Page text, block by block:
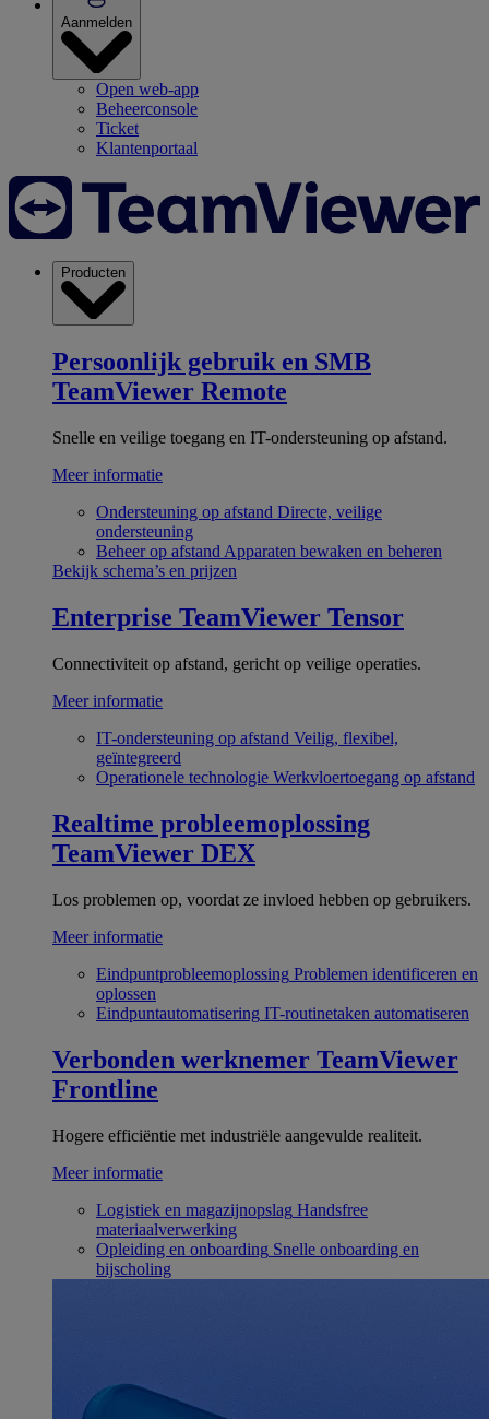
Aanmelden
Open web-app
Beheerconsole
Ticket
Klantenportaal
Producten
Persoonlijk gebruik en SMB
TeamViewer Remote
Snelle en veilige toegang en IT-ondersteuning op afstand.
Meer informatie
Ondersteuning op afstand Directe, veilige
ondersteuning
Beheer op afstand Apparaten bewaken en beheren
Bekijk schema’s en prijzen
Enterprise TeamViewer Tensor
Connectiviteit op afstand, gericht op veilige operaties.
Meer informatie
IT-ondersteuning op afstand Veilig, flexibel,
geïntegreerd
Operationele technologie Werkvloertoegang op afstand
Realtime probleemoplossing
TeamViewer DEX
Los problemen op, voordat ze invloed hebben op gebruikers.
Meer informatie
Eindpuntprobleemoplossing Problemen identificeren en
oplossen
Eindpuntautomatisering IT-routinetaken automatiseren
Verbonden werknemer TeamViewer
Frontline
Hogere efficiëntie met industriële aangevulde realiteit.
Meer informatie
Logistiek en magazijnopslag Handsfree
materiaalverwerking
Opleiding en onboarding Snelle onboarding en
bijscholing